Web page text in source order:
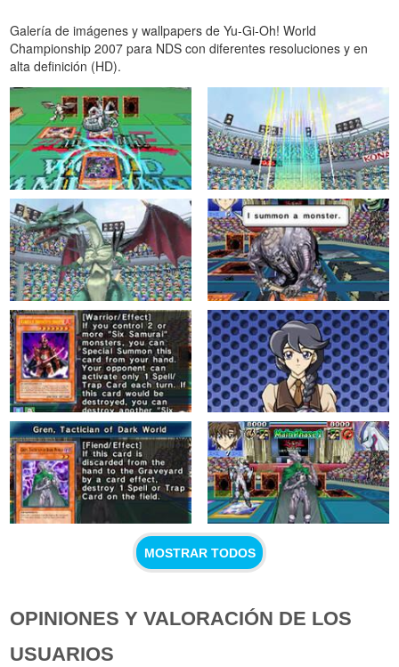
Galería de imágenes y wallpapers de Yu-Gi-Oh! World
Championship 2007 para NDS con diferentes resoluciones y en
alta definición (HD).
MOSTRAR TODOS
OPINIONES Y VALORACIÓN DE LOS
USUARIOS